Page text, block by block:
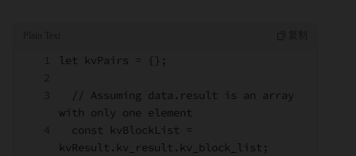
let kvPairs = {};
  // Assuming data.result is an array
with only one element
  const kvBlockList =
kvResult.kv_result.kv_block_list;